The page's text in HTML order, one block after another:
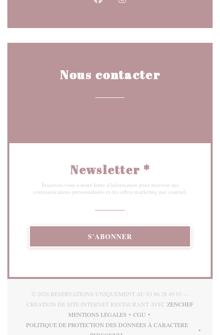
Facebook ((ouvre une nouvelle
Instagram ((ouvre une
Nous contacter
Newsletter *
Inscrivez-vous à notre lettre d'information pour recevoir des
communications personnalisées et des offres marketing par courriel.
S'ABONNER
© 2026 RÉSERVATIONS UNIQUEMENT AU 03 86 28 49 03 —
CRÉATION DE SITE INTERNET RESTAURANT AVEC ZENCHEF((OUVRE
MENTIONS LÉGALES
((OUVRE UNE NOUVELLE FENÊTRE))
CGU
((OUVRE UNE NOUVELLE
POLITIQUE DE PROTECTION DES DONNÉES À CARACTÈRE